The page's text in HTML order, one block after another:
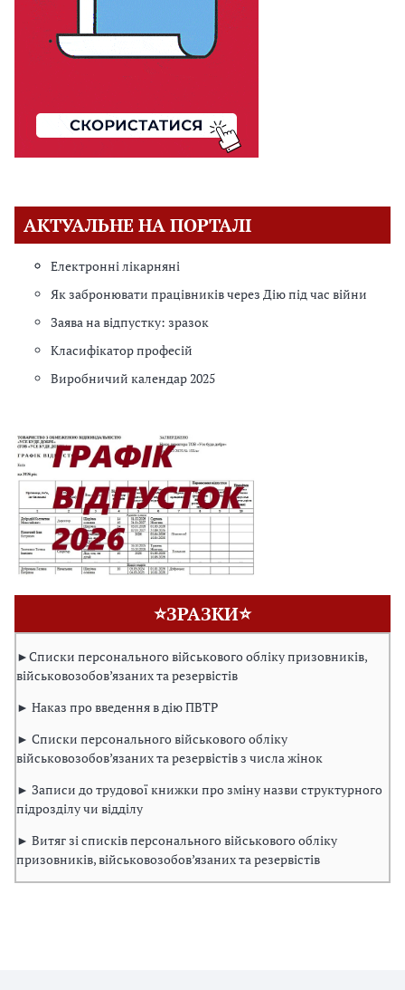
АКТУАЛЬНЕ НА ПОРТАЛІ
Електронні лікарняні
Як забронювати працівників через Дію під час війни
Заява на відпустку: зразок
Класифікатор професій
Виробничий календар 2025
⭐ЗРАЗКИ⭐
►Списки персонального військового обліку призовників,
військовозобов’язаних та резервістів
► Наказ про введення в дію ПВТР
► Списки персонального військового обліку
військовозобов’язаних та резервістів з числа жінок
► Записи до трудової книжки про зміну назви структурного
підрозділу чи відділу
► Витяг зі списків персонального військового обліку
призовників, військовозобов’язаних та резервістів